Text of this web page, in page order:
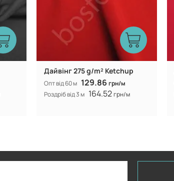
Дайвінг 275 g/m² Ketchup
Опт від 60 м 129.86 грн/м
Роздріб від 3 м 164.52грн/м